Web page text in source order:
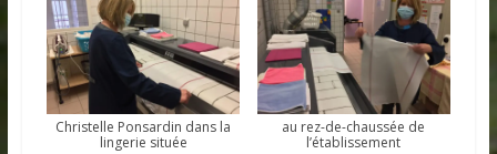
Christelle Ponsardin dans la
lingerie située
au rez-de-chaussée de
l’établissement